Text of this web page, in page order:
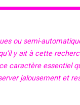
ou semi-
y ait à cette
caractère essentiel
jalousement et